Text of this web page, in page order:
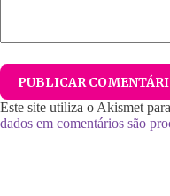
PUBLICAR
Este site utiliza o Akismet
dados em comentários são